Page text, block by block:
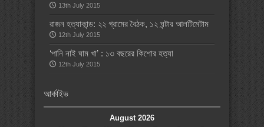
13th July 2015
রাজন হত্যাকান্ড: ২২ গ্রামের বৈঠক, ১২ ঘন্টার আলটিমেটাম
12th July 2015
‘পানি নাই ঘাম খা’ : ১৩ বছরের কিশোর হত্যা
12th July 2015
আর্কাইভ
August 2026